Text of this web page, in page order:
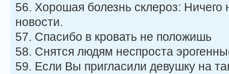
56. Хорошая болезнь склероз: Ничего
новости.
57. Cпасибо в кровать не положишь
58. Снятся людям неспроста
59. Если Вы пригласили девушку на